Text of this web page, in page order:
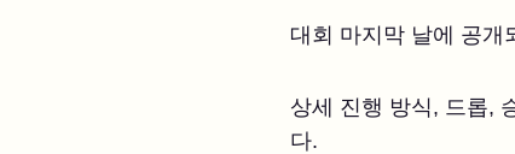
대회 마지막 날에 공개
상세 진행 방식, 드롭,
다.